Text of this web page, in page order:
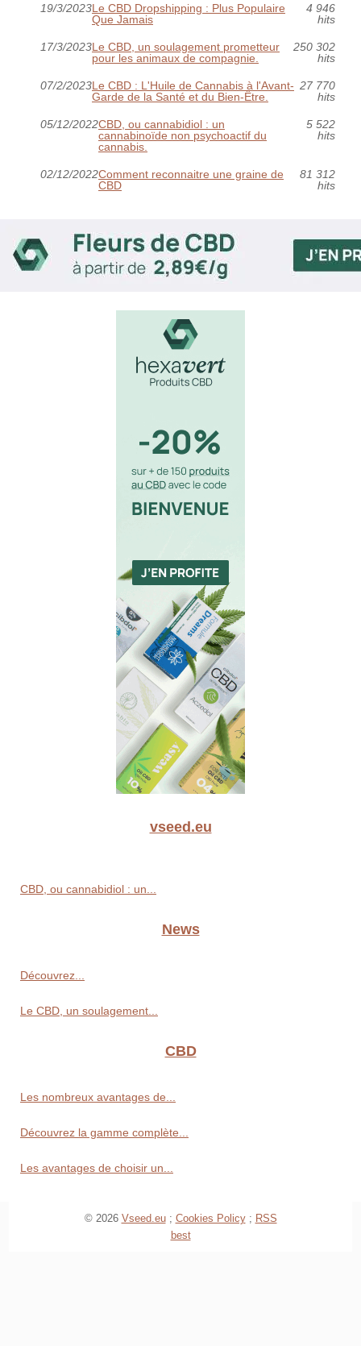
19/3/2023Le CBD Dropshipping : Plus Populaire
Que Jamais
4 946
hits
17/3/2023Le CBD, un soulagement prometteur
pour les animaux de compagnie.
250 302
hits
07/2/2023Le CBD : L'Huile de Cannabis à l'Avant-
Garde de la Santé et du Bien-Être.
27 770
hits
05/12/2022CBD, ou cannabidiol : un
cannabinoïde non psychoactif du
cannabis.
5 522
hits
02/12/2022Comment reconnaitre une graine de
CBD
81 312
hits
vseed.eu
CBD, ou cannabidiol : un...
News
Découvrez...
Le CBD, un soulagement...
CBD
Les nombreux avantages de...
Découvrez la gamme complète...
Les avantages de choisir un...
© 2026 Vseed.eu; Cookies Policy; RSS
best